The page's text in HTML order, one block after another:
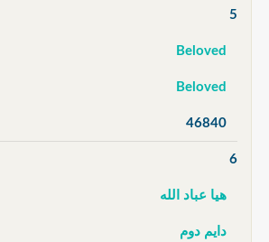
5
Beloved
Beloved
46840
6
هيا عباد الله
دايم دوم